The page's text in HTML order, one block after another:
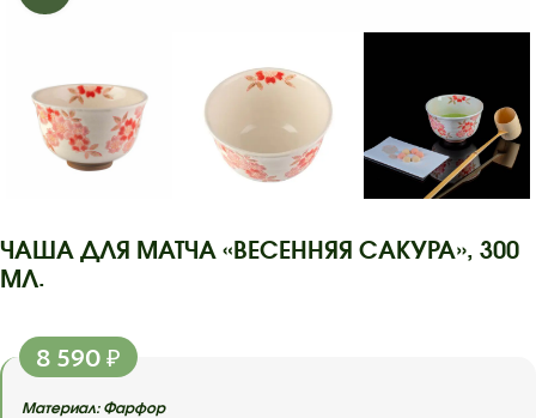
ЧАША ДЛЯ МАТЧА «ВЕСЕННЯЯ САКУРА», 300
МЛ.
8 590 ₽
Материал: Фарфор.